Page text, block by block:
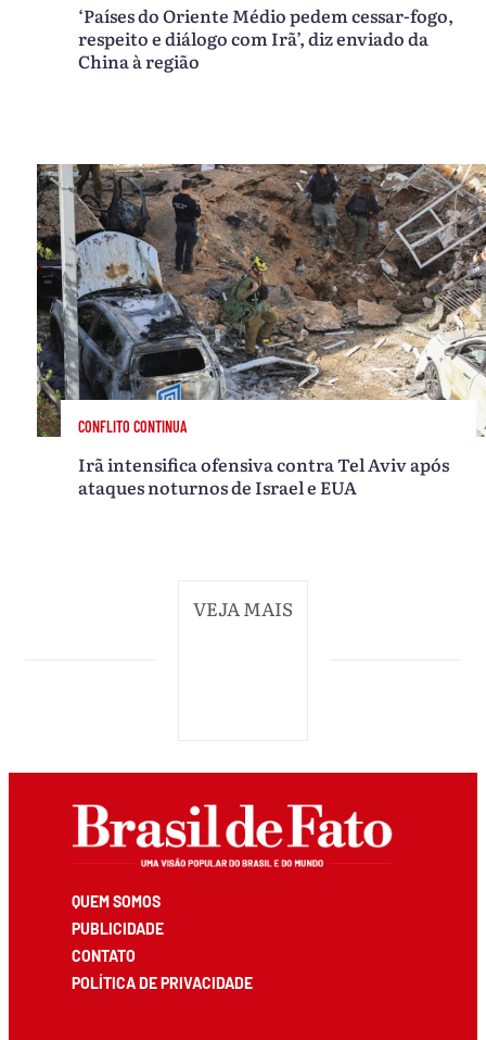
‘Países do Oriente Médio pedem cessar-fogo,
respeito e diálogo com Irã’, diz enviado da
China à região
CONFLITO CONTINUA
Irã intensifica ofensiva contra Tel Aviv após
ataques noturnos de Israel e EUA
VEJA MAIS
QUEM SOMOS
PUBLICIDADE
CONTATO
POLÍTICA DE PRIVACIDADE